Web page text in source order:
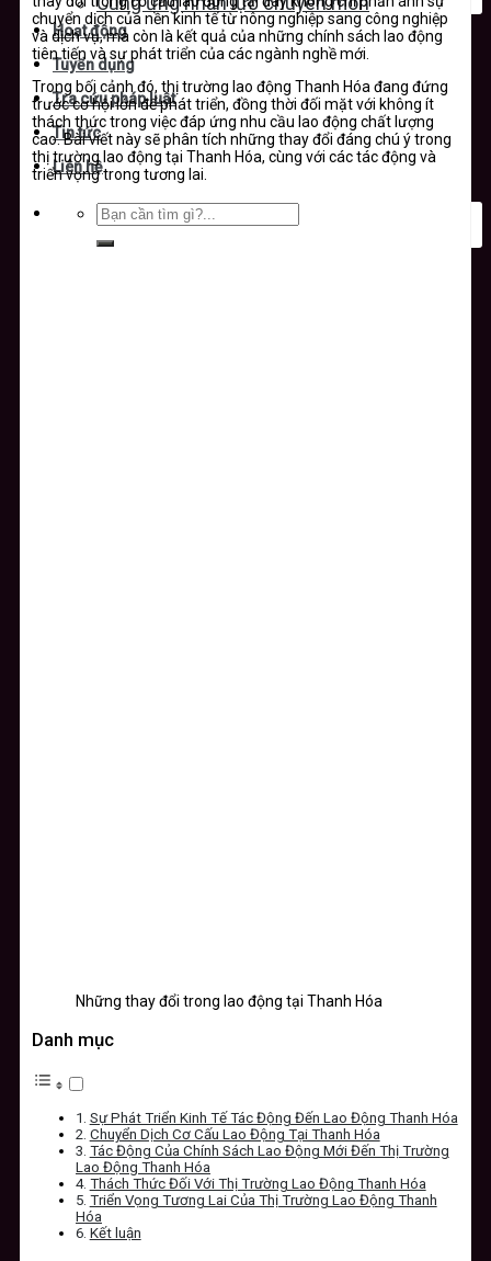
Hoạt động
Tuyển dụng
Tra cứu pháp luật
Tin tức
Liên hệ
chuyển dịch của nền kinh tế từ nông nghiệp sang công nghiệp
và dịch vụ, mà còn là kết quả của những chính sách lao động
tiên tiến và sự phát triển của các ngành nghề mới.
Trong bối cảnh đó, thị trường lao động Thanh Hóa đang đứng
trước cơ hội lớn để phát triển, đồng thời đối mặt với không ít
thách thức trong việc đáp ứng nhu cầu lao động chất lượng
cao. Bài viết này sẽ phân tích những thay đổi đáng chú ý trong
thị trường lao động tại Thanh Hóa, cùng với các tác động và
triển vọng trong tương lai.
Những thay đổi trong lao động tại Thanh Hóa
Danh mục
Sự Phát Triển Kinh Tế Tác Động Đến Lao Động Thanh Hóa
Chuyển Dịch Cơ Cấu Lao Động Tại Thanh Hóa
Tác Động Của Chính Sách Lao Động Mới Đến Thị Trường
Lao Động Thanh Hóa
Thách Thức Đối Với Thị Trường Lao Động Thanh Hóa
Triển Vọng Tương Lai Của Thị Trường Lao Động Thanh
Hóa
Kết luận